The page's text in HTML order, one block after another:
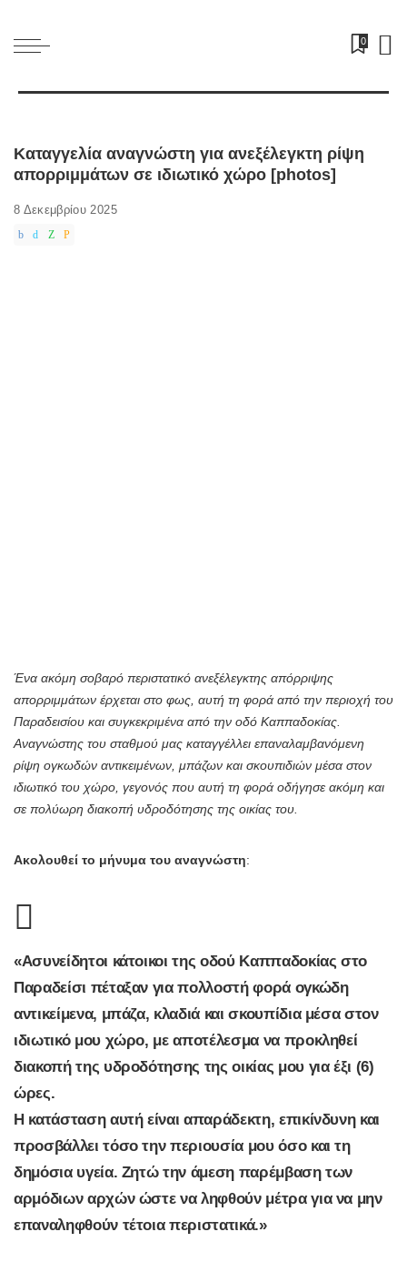
0
Καταγγελία αναγνώστη για ανεξέλεγκτη ρίψη
απορριμμάτων σε ιδιωτικό χώρο [photos]
8 Δεκεμβρίου 2025
Ένα ακόμη σοβαρό περιστατικό ανεξέλεγκτης απόρριψης
απορριμμάτων έρχεται στο φως, αυτή τη φορά από την περιοχή του
Παραδεισίου και συγκεκριμένα από την οδό Καππαδοκίας.
Αναγνώστης του σταθμού μας καταγγέλλει επαναλαμβανόμενη
ρίψη ογκωδών αντικειμένων, μπάζων και σκουπιδιών μέσα στον
ιδιωτικό του χώρο, γεγονός που αυτή τη φορά οδήγησε ακόμη και
σε πολύωρη διακοπή υδροδότησης της οικίας του.
Ακολουθεί το μήνυμα του αναγνώστη:
«Ασυνείδητοι κάτοικοι της οδού Καππαδοκίας στο
Παραδείσι πέταξαν για πολλοστή φορά ογκώδη
αντικείμενα, μπάζα, κλαδιά και σκουπίδια μέσα στον
ιδιωτικό μου χώρο, με αποτέλεσμα να προκληθεί
διακοπή της υδροδότησης της οικίας μου για έξι (6)
ώρες.
Η κατάσταση αυτή είναι απαράδεκτη, επικίνδυνη και
προσβάλλει τόσο την περιουσία μου όσο και τη
δημόσια υγεία. Ζητώ την άμεση παρέμβαση των
αρμόδιων αρχών ώστε να ληφθούν μέτρα για να μην
επαναληφθούν τέτοια περιστατικά.»